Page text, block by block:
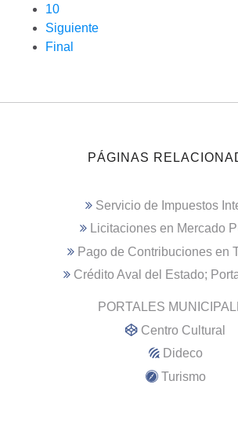
10
Siguiente
Final
PÁGINAS
Servicio de Impuestos
Licitaciones en Mercado
Pago de Contribuciones en
Crédito Aval del Estado;
PORTALES
Centro Cultural
Dideco
Turismo